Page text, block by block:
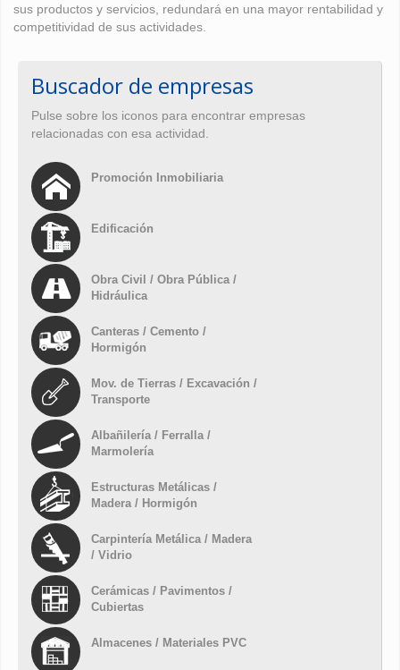
sus productos y servicios, redundará en una mayor rentabilidad y
competitividad de sus actividades.
Buscador de empresas
Pulse sobre los iconos para encontrar empresas
relacionadas con esa actividad.
Promoción Inmobiliaria
Edificación
Obra Civil / Obra Pública /
Hidráulica
Canteras / Cemento /
Hormigón
Mov. de Tierras / Excavación /
Transporte
Albañilería / Ferralla /
Marmolería
Estructuras Metálicas /
Madera / Hormigón
Carpintería Metálica / Madera
/ Vidrio
Cerámicas / Pavimentos /
Cubiertas
Almacenes / Materiales PVC